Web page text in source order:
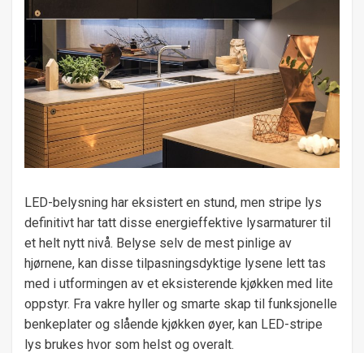
LED-belysning har eksistert en stund, men stripe lys
definitivt har tatt disse energieffektive lysarmaturer til
et helt nytt nivå. Belyse selv de mest pinlige av
hjørnene, kan disse tilpasningsdyktige lysene lett tas
med i utformingen av et eksisterende kjøkken med lite
oppstyr. Fra vakre hyller og smarte skap til funksjonelle
benkeplater og slående kjøkken øyer, kan LED-stripe
lys brukes hvor som helst og overalt.